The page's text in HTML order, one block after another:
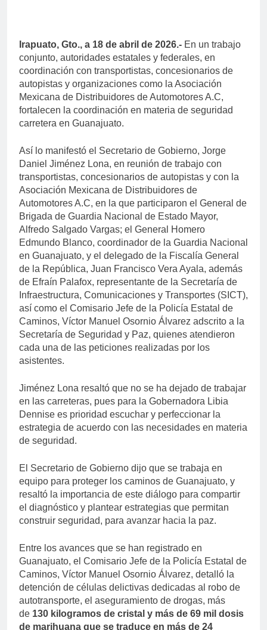
Irapuato, Gto., a 18 de abril de 2026.- En un trabajo
conjunto, autoridades estatales y federales, en
coordinación con transportistas, concesionarios de
autopistas y organizaciones como la Asociación
Mexicana de Distribuidores de Automotores A.C,
fortalecen la coordinación en materia de seguridad
carretera en Guanajuato.
Así lo manifestó el Secretario de Gobierno, Jorge
Daniel Jiménez Lona, en reunión de trabajo con
transportistas, concesionarios de autopistas y con la
Asociación Mexicana de Distribuidores de
Automotores A.C, en la que participaron el General de
Brigada de Guardia Nacional de Estado Mayor,
Alfredo Salgado Vargas; el General Homero
Edmundo Blanco, coordinador de la Guardia Nacional
en Guanajuato, y el delegado de la Fiscalía General
de la República, Juan Francisco Vera Ayala, además
de Efraín Palafox, representante de la Secretaría de
Infraestructura, Comunicaciones y Transportes (SICT),
así como el Comisario Jefe de la Policía Estatal de
Caminos, Víctor Manuel Osornio Álvarez adscrito a la
Secretaría de Seguridad y Paz, quienes atendieron
cada una de las peticiones realizadas por los
asistentes.
Jiménez Lona resaltó que no se ha dejado de trabajar
en las carreteras, pues para la Gobernadora Libia
Dennise es prioridad escuchar y perfeccionar la
estrategia de acuerdo con las necesidades en materia
de seguridad.
El Secretario de Gobierno dijo que se trabaja en
equipo para proteger los caminos de Guanajuato, y
resaltó la importancia de este diálogo para compartir
el diagnóstico y plantear estrategias que permitan
construir seguridad, para avanzar hacia la paz.
Entre los avances que se han registrado en
Guanajuato, el Comisario Jefe de la Policía Estatal de
Caminos, Víctor Manuel Osornio Álvarez, detalló la
detención de células delictivas dedicadas al robo de
autotransporte, el aseguramiento de drogas, más
de 130 kilogramos de cristal y más de 69 mil dosis
de marihuana que se traduce en más de 24